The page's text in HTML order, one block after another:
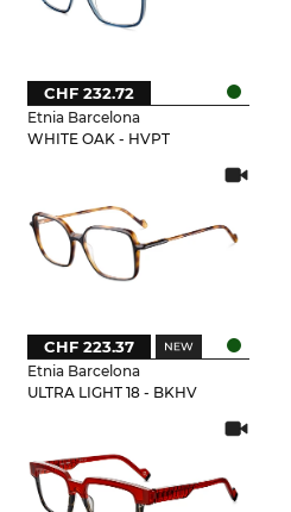
Etnia Barcelona
WHITE OAK - HVPT
CHF 232.72
Etnia Barcelona
ULTRA LIGHT 18 - BKHV
CHF 223.37